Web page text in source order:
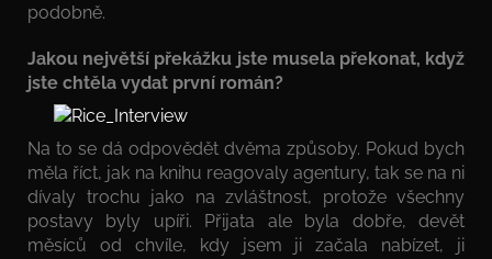
podobně.
Jakou největší překážku jste musela překonat, když
jste chtěla vydat první román?
Na to se dá odpovědět dvěma způsoby. Pokud bych
měla říct, jak na knihu reagovaly agentury, tak se na ni
dívaly trochu jako na zvláštnost, protože všechny
postavy byly upíři. Přijata ale byla dobře, devět
měsíců od chvíle, kdy jsem ji začala nabízet, ji